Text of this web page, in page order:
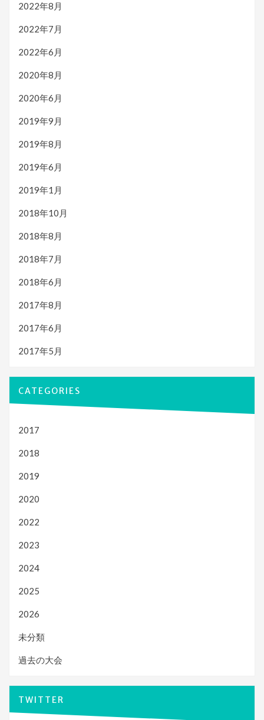
2022年8月
2022年7月
2022年6月
2020年8月
2020年6月
2019年9月
2019年8月
2019年6月
2019年1月
2018年10月
2018年8月
2018年7月
2018年6月
2017年8月
2017年6月
2017年5月
CATEGORIES
2017
2018
2019
2020
2022
2023
2024
2025
2026
未分類
過去の大会
TWITTER